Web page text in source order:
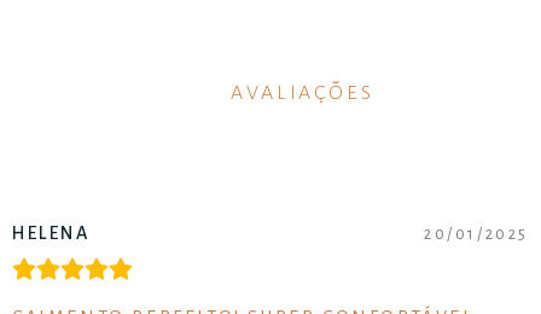
AVALIAÇÕES
HELENA 20/01/2025